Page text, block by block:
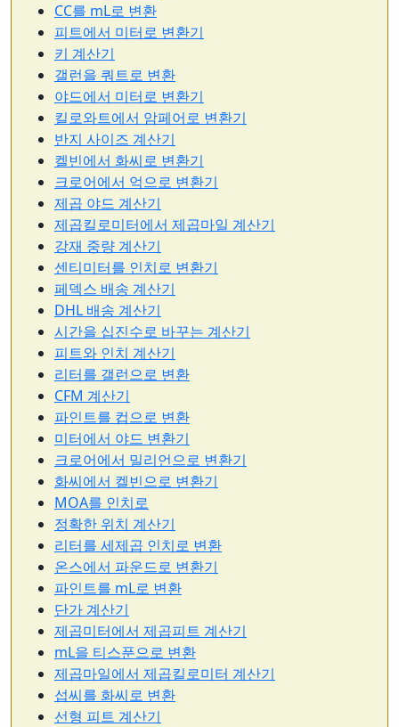
CC를 mL로 변환
피트에서 미터로 변환기
키 계산기
갤런을 쿼트로 변환
야드에서 미터로 변환기
킬로와트에서 암페어로 변환기
반지 사이즈 계산기
켈빈에서 화씨로 변환기
크로어에서 억으로 변환기
제곱 야드 계산기
제곱킬로미터에서 제곱마일 계산기
강재 중량 계산기
센티미터를 인치로 변환기
페덱스 배송 계산기
DHL 배송 계산기
시간을 십진수로 바꾸는 계산기
피트와 인치 계산기
리터를 갤런으로 변환
CFM 계산기
파인트를 컵으로 변환
미터에서 야드 변환기
크로어에서 밀리언으로 변환기
화씨에서 켈빈으로 변환기
MOA를 인치로
정확한 위치 계산기
리터를 세제곱 인치로 변환
온스에서 파운드로 변환기
파인트를 mL로 변환
단가 계산기
제곱미터에서 제곱피트 계산기
mL을 티스푼으로 변환
제곱마일에서 제곱킬로미터 계산기
섭씨를 화씨로 변환
선형 피트 계산기